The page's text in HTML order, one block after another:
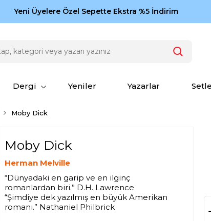
Zamansız eserler Ketebe'de: Cengiz Aytmatov
Yeni Üyelere Özel Sepette Ekstra %5 İndirim
Dergi Yeniler Yazarlar
Moby Dick
Moby Dick
Herman Melville
“Dünyadaki en garip ve en ilginç
romanlardan biri.” D.H. Lawrence
“Şimdiye dek yazılmış en büyük Amerikan
romanı.” Nathaniel Philbrick